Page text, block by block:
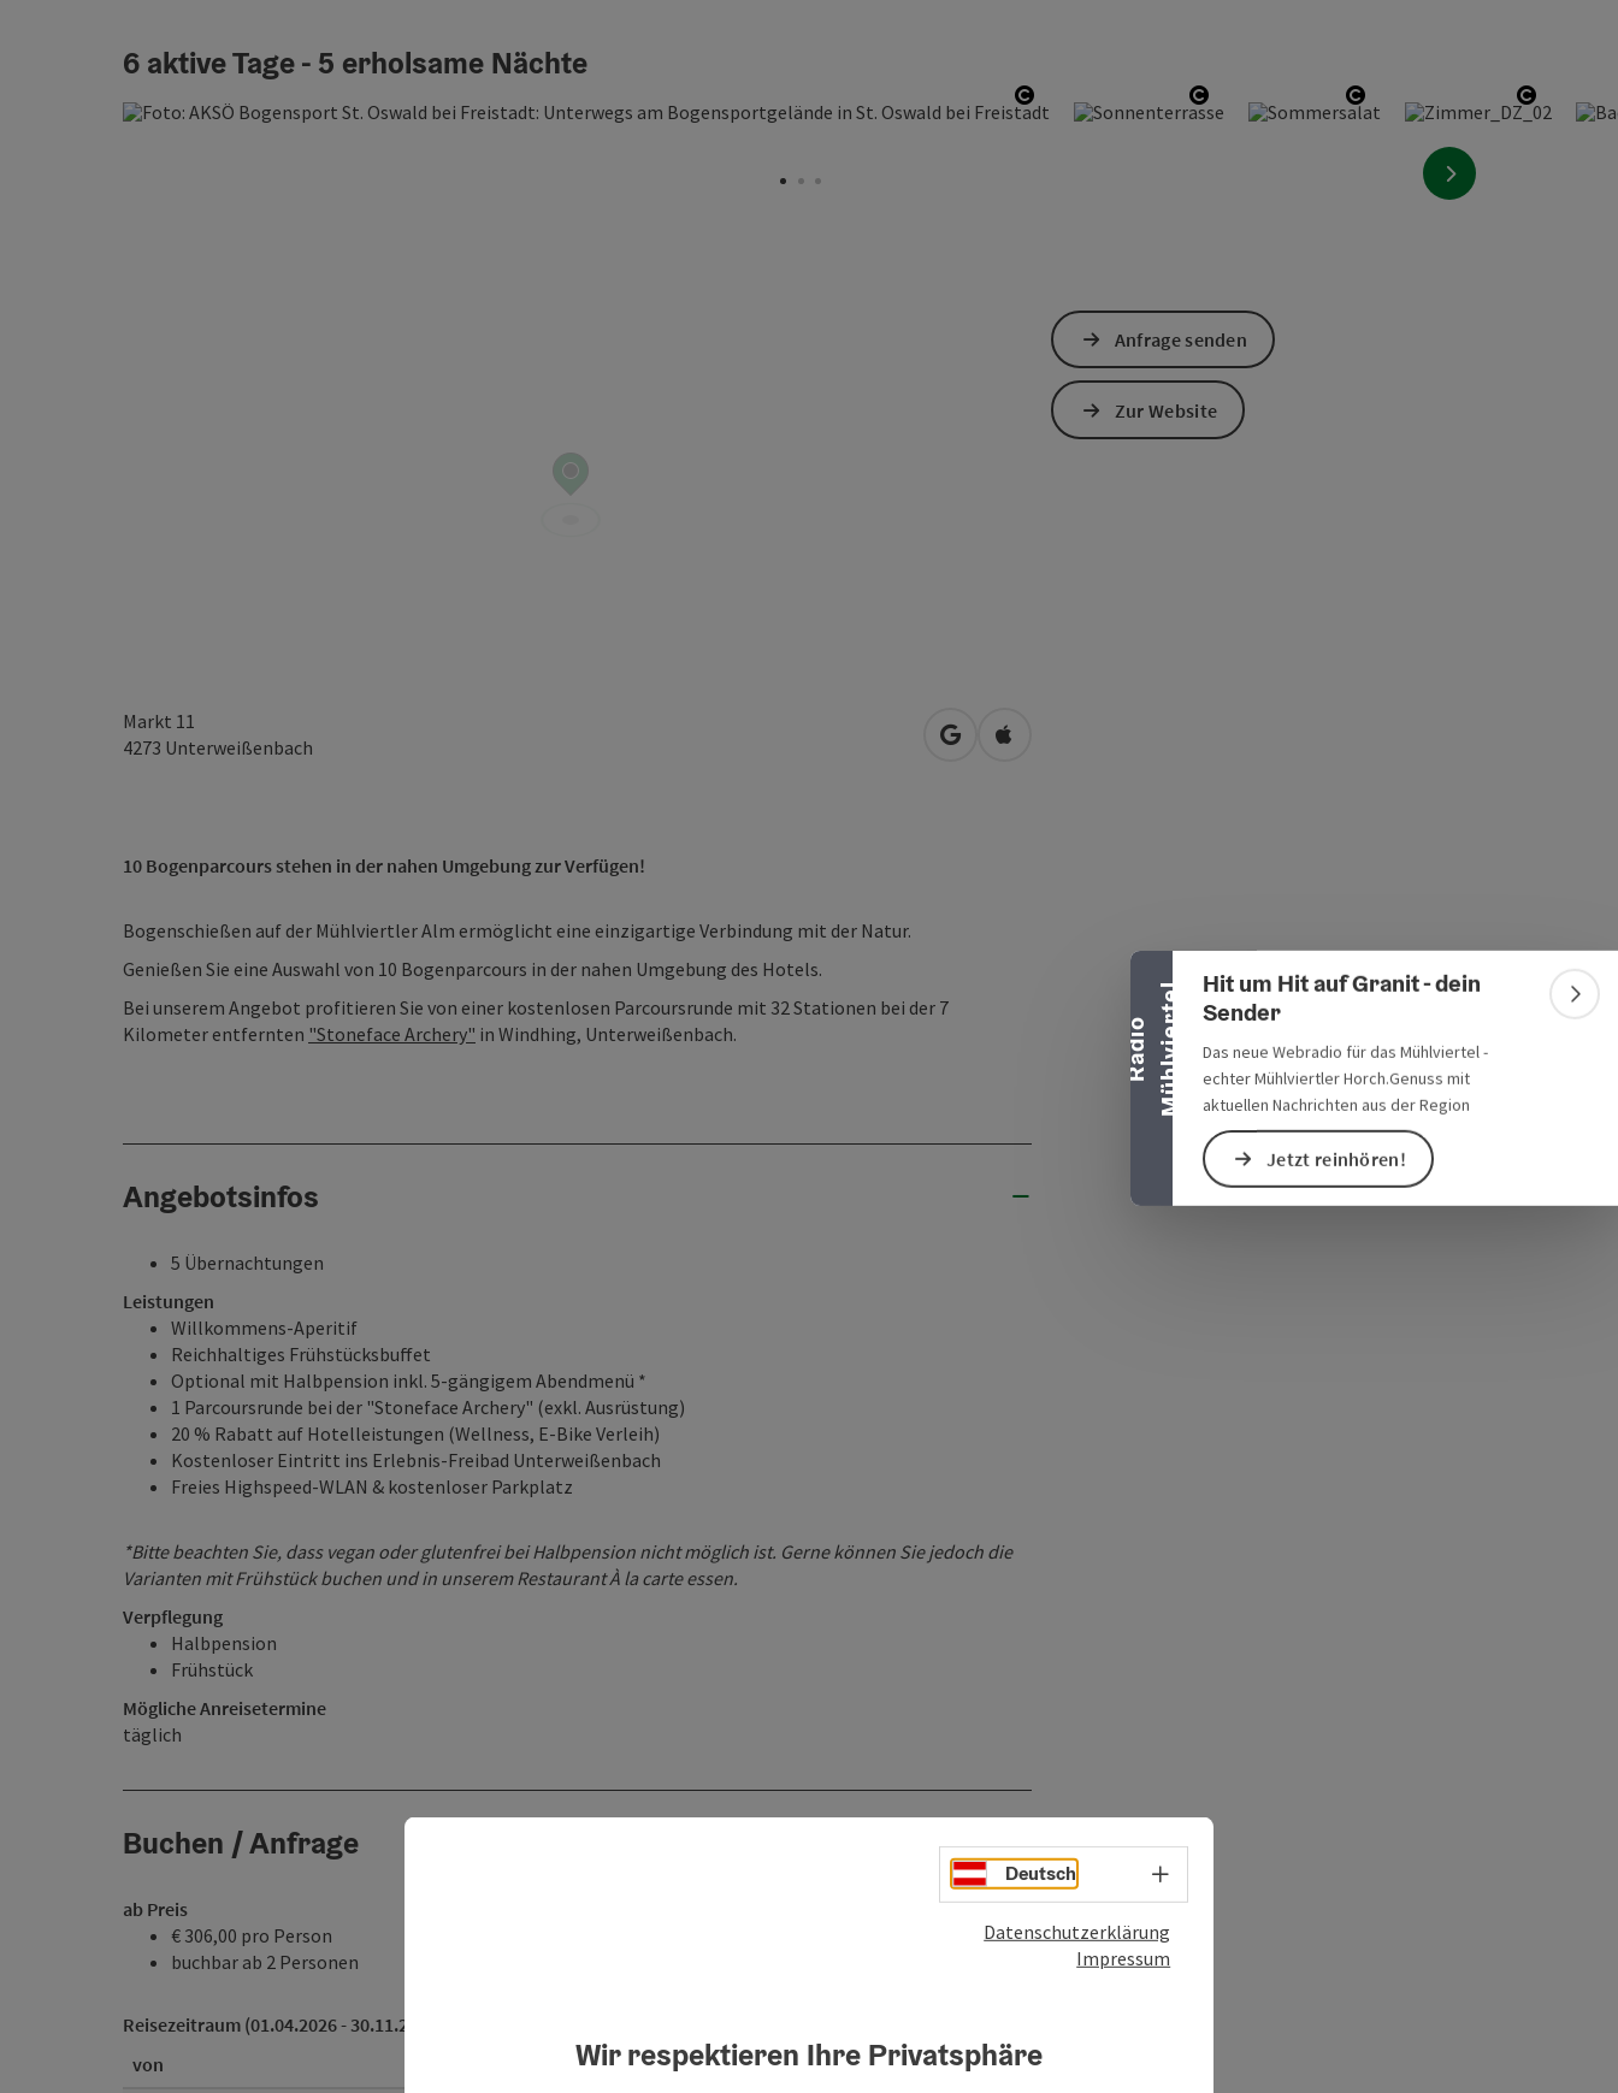
R
a
d
i
o
M
ü
h
l
v
i
e
r
t
e l
Banner einklappen
Hit um Hit auf Granit - dein
Sender
Das neue Webradio für das Mühlviertel -
echter Mühlviertler Horch.Genuss mit
aktuellen Nachrichten aus der Region
Jetzt reinhören!
6 aktive Tage - 5 erholsame Nächte
Copyright öffnenCopyright öffnenCopyright öffnen
nächstes Element
Markt 11
4273 Unterweißenbach in Google Maps öffnen
in Apple Maps öffnen
10 Bogenparcours stehen in der nahen Umgebung zur Verfügen!
Bogenschießen auf der Mühlviertler Alm ermöglicht eine einzigartige Verbindung mit der Natur.
Genießen Sie eine Auswahl von 10 Bogenparcours in der nahen Umgebung des Hotels.
Bei unserem Angebot profitieren Sie von einer kostenlosen Parcoursrunde mit 32 Stationen bei der 7
Kilometer entfernten "Stoneface Archery" in Windhing, Unterweißenbach.
Angebotsinfos
5 Übernachtungen
Leistungen
Willkommens-Aperitif
Reichhaltiges Frühstücksbuffet
Optional mit Halbpension inkl. 5-gängigem Abendmenü *
1 Parcoursrunde bei der "Stoneface Archery" (exkl. Ausrüstung)
20 % Rabatt auf Hotelleistungen (Wellness, E-Bike Verleih)
Kostenloser Eintritt ins Erlebnis-Freibad Unterweißenbach
Freies Highspeed-WLAN & kostenloser Parkplatz
*Bitte beachten Sie, dass vegan oder glutenfrei bei Halbpension nicht möglich ist. Gerne können Sie jedoch die
Varianten mit Frühstück buchen und in unserem Restaurant À la carte essen.
Verpflegung
Halbpension
Frühstück
Mögliche Anreisetermine
täglich
Buchen / Anfrage
ab Preis
€ 306,00 pro Person
buchbar ab 2 Personen
Reisezeitraum (01.04.2026 - 30.11.2026)
von
bis
Anfrage senden
Zur Website
Deutsch Sprachwahl - Menü öffnen
Datenschutzerklärung
Impressum
Wir respektieren Ihre Privatsphäre